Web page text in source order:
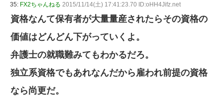
35: FX2ちゃんねる 2015/11/14(土) 17:41:23.70 ID:oHH4Jifz.net
資格なんて保有者が大量量産されたらその資格の
価値はどんどん下がっていくよ。
弁護士の就職難みてもわかるだろ。
独立系資格でもあれなんだから雇われ前提の資格
なら尚更だ。